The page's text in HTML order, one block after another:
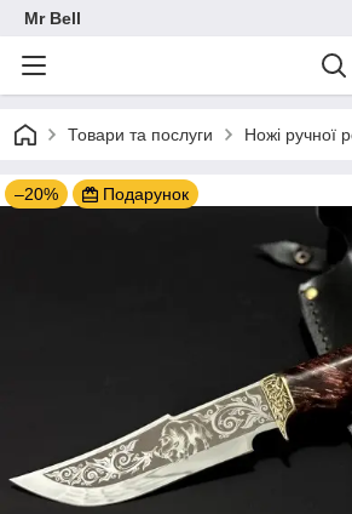
Mr Bell
Товари та послуги Ножі ручної
–20% Подарунок